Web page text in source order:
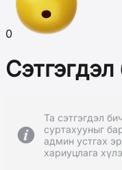
0
Та сэтгэгдэл
суртахууныг
админ устгах
хариуцлага